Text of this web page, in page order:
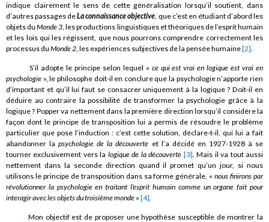
indique clairement le sens de cette généralisation lorsqu’il soutient, dans
d’autres passages deLa connaissance objective, que c’est en étudiant d’abord les
objets duMonde 3, les productions linguistiques et théoriques de l’esprit humain
et les lois qui les régissent, que nous pourrons comprendre correctement les
processus du Monde 2, les expériences subjectives de la pensée humaine[2].
S’il adopte le principe selon lequel « ce qui est vrai en logique est vrai en
psychologie », le philosophe doit-il en conclure que la psychologie n’apporte rien
d’important et qu’il lui faut se consacrer uniquement à la logique ? Doit-il en
déduire au contraire la possibilité de transformer la psychologie grâce à la
logique ? Popper va nettement dans la première direction lorsqu’il considère la
façon dont le principe de transposition lui a permis de résoudre le problème
particulier que pose l’induction : c’est cette solution, déclare-t-il, qui lui a fait
abandonner lapsychologie de la découverte et l’a décidé en 1927-1928 à se
tourner exclusivement vers la logique de la découverte [3]. Mais il va tout aussi
nettement dans la seconde direction quand il promet qu’un jour, si nous
utilisons le principe de transposition dans sa forme générale, «nous finirons par
révolutionner la psychologie en traitant l’esprit humain comme un organe fait pour
interagir avec les objets du troisième monde » [4].
Mon objectif est de proposer une hypothèse susceptible de montrer la